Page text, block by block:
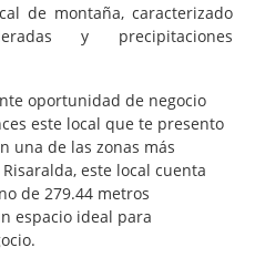
de montaña, caracterizado
y precipitaciones
oportunidad de negocio
este local que te presento
una de las zonas más
este local cuenta
de 279.44 metros
espacio ideal para